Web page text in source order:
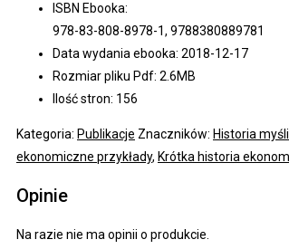
ISBN Ebooka:
978-83-808-8978-1, 9788380889781
Data wydania ebooka: 2018-12-17
Rozmiar pliku Pdf: 2.6MB
Ilość stron: 156
Kategoria: Publikacje Znaczników: Historia
ekonomiczne przykłady, Krótka historia
Opinie
Na razie nie ma opinii o produkcie.